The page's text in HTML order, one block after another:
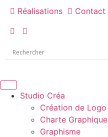
Réalisations Contact
Studio Créa
Création de Logo
Charte Graphique
Graphisme